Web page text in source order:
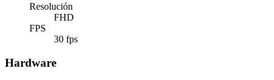
Resolución
FHD
FPS
30 fps
Hardware